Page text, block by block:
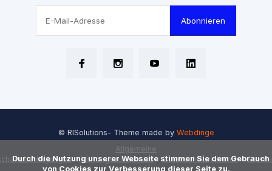
Abonnieren
Allgemeine
Haftungsausschluss Datenschutzrichtlinie
© RISolutions- Theme made by Webdinge
      Durch die Nutzung unserer Webseite stimmen Sie dem Gebrauch
von Cookies zur Verbesserung dieser Seite zu.